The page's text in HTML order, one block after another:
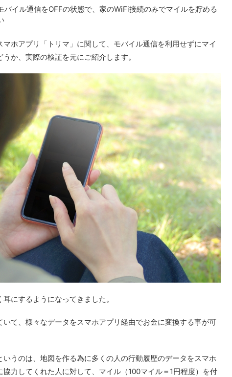
バイル通信をOFFの状態で、家のWiFi接続のみでマイルを貯める
ホアプリ「トリマ」に関して、モバイル通信を利用せずにマイ
か、実際の検証を元にご紹介します。
にするようになってきました。
いて、様々なデータをスマホアプリ経由でお金に変換する事が可
うのは、地図を作る為に多くの人の行動履歴のデータをスマホ
力してくれた人に対して、マイル（100マイル＝1円程度）を付